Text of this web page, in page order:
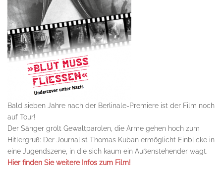
Bald sieben Jahre nach der Berlinale-Premiere ist der Film noch
auf Tour!
Der Sänger grölt Gewaltparolen, die Arme gehen hoch zum
Hitlergruß: Der Journalist Thomas Kuban ermöglicht Einblicke in
eine Jugendszene, in die sich kaum ein Außenstehender wagt.
Hier finden Sie weitere Infos zum Film!